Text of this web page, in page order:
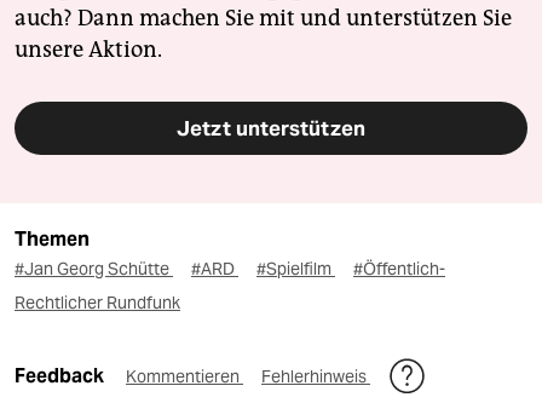
auch? Dann machen Sie mit und unterstützen Sie
unsere Aktion.
Jetzt unterstützen
Themen
#Jan Georg Schütte #ARD #Spielfilm
#Öffentlich-
Rechtlicher Rundfunk
Feedback Kommentieren Fehlerhinweis